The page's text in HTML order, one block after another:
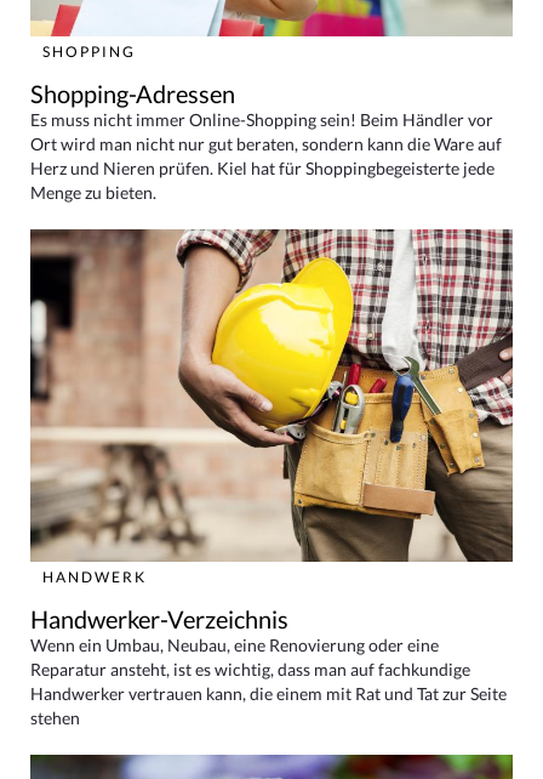
SHOPPING
Shopping-Adressen
Es muss nicht immer Online-Shopping sein! Beim Händler vor
Ort wird man nicht nur gut beraten, sondern kann die Ware auf
Herz und Nieren prüfen. Kiel hat für Shoppingbegeisterte jede
Menge zu bieten.
HANDWERK
Handwerker-Verzeichnis
Wenn ein Umbau, Neubau, eine Renovierung oder eine
Reparatur ansteht, ist es wichtig, dass man auf fachkundige
Handwerker vertrauen kann, die einem mit Rat und Tat zur Seite
stehen